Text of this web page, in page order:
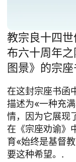
教宗良十四
布六十周年
图景》的宗
在这封宗座书函
描述为«一种充
情，因为它展现
在《宗座劝谕
育«始终是基督
要这种希望。.